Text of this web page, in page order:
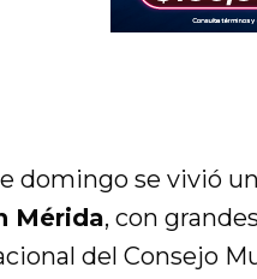
domingo se vivió un
Mérida, con
del Consejo